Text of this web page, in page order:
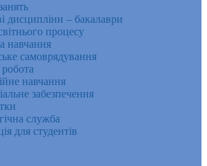
дисципліни – бакалаври
процесу
навчання
самоврядування
навчання
забезпечення
служба
для студентів